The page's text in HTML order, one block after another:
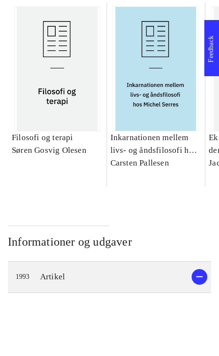
Filosofi og terapi
Søren Gosvig Olesen
Inkarnationen mellem
livs- og åndsfilosofi hos
Michel Serres : et
Carsten Pallesen
Informationer og udgaver
1993 Artikel
Feedback